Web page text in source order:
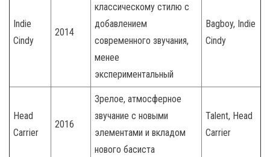
Indie
Cindy
2014
классическому стилю с
добавлением
современного звучания,
менее
экспериментальный
Bagboy, Indie
Cindy
Head
Carrier
2016
Зрелое, атмосферное
звучание с новыми
элементами и вкладом
нового басиста
Talent, Head
Carrier